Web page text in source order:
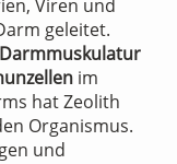
Viren und
geleitet.
Darmmuskulatur
im
hat Zeolith
Organismus.
und